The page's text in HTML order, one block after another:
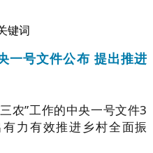
一号文件公布 提出推进
农”工作的中央一号文件3
力有效推进乡村全面振